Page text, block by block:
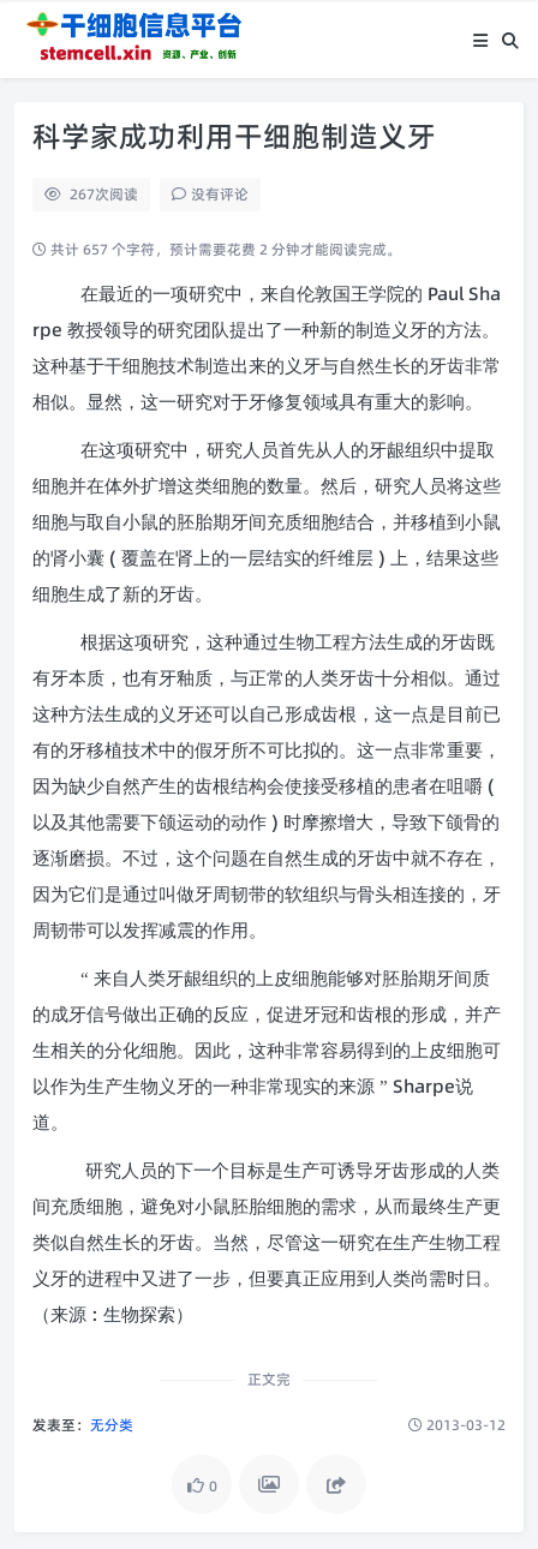
科学家成功利用干细胞制造义牙
267次阅读 没有评论
共计 657 个字符，预计需要花费 2 分钟才能阅读完成。
在最近的一项研究中，来自伦敦国王学院的 Paul Sha
rpe 教授领导的研究团队提出了一种新的制造义牙的方法。
这种基于干细胞技术制造出来的义牙与自然生长的牙齿非常
相似。显然，这一研究对于牙修复领域具有重大的影响。
在这项研究中，研究人员首先从人的牙龈组织中提取
细胞并在体外扩增这类细胞的数量。然后，研究人员将这些
细胞与取自小鼠的胚胎期牙间充质细胞结合，并移植到小鼠
的肾小囊 ( 覆盖在肾上的一层结实的纤维层 ) 上，结果这些
细胞生成了新的牙齿。
根据这项研究，这种通过生物工程方法生成的牙齿既
有牙本质，也有牙釉质，与正常的人类牙齿十分相似。通过
这种方法生成的义牙还可以自己形成齿根，这一点是目前已
有的牙移植技术中的假牙所不可比拟的。这一点非常重要，
因为缺少自然产生的齿根结构会使接受移植的患者在咀嚼 (
以及其他需要下颌运动的动作 ) 时摩擦增大，导致下颌骨的
逐渐磨损。不过，这个问题在自然生成的牙齿中就不存在，
因为它们是通过叫做牙周韧带的软组织与骨头相连接的，牙
周韧带可以发挥减震的作用。
“ 来自人类牙龈组织的上皮细胞能够对胚胎期牙间质
的成牙信号做出正确的反应，促进牙冠和齿根的形成，并产
生相关的分化细胞。因此，这种非常容易得到的上皮细胞可
以作为生产生物义牙的一种非常现实的来源 ” Sharpe说
道。
研究人员的下一个目标是生产可诱导牙齿形成的人类
间充质细胞，避免对小鼠胚胎细胞的需求，从而最终生产更
类似自然生长的牙齿。当然，尽管这一研究在生产生物工程
义牙的进程中又进了一步，但要真正应用到人类尚需时日。
（来源 : 生物探索）
正文完
发表至： 无分类 2013-03-12
0